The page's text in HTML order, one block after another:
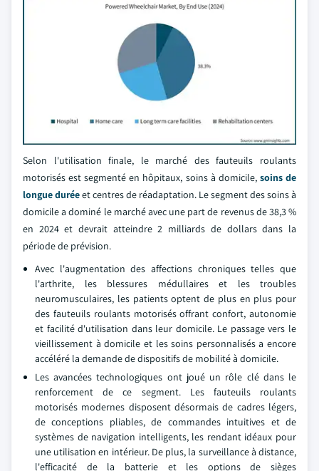
Selon l'utilisation finale, le marché des fauteuils roulants
motorisés est segmenté en hôpitaux, soins à domicile, soins de
longue duréeet centres de réadaptation. Le segment des soins à
domicile a dominé le marché avec une part de revenus de 38,3 %
en 2024 et devrait atteindre 2 milliards de dollars dans la
période de prévision.
Avec l'augmentation des affections chroniques telles que
l'arthrite, les blessures médullaires et les troubles
neuromusculaires, les patients optent de plus en plus pour
des fauteuils roulants motorisés offrant confort, autonomie
et facilité d'utilisation dans leur domicile. Le passage vers le
vieillissement à domicile et les soins personnalisés a encore
accéléré la demande de dispositifs de mobilité à domicile.
Les avancées technologiques ont joué un rôle clé dans le
renforcement de ce segment. Les fauteuils roulants
motorisés modernes disposent désormais de cadres légers,
de conceptions pliables, de commandes intuitives et de
systèmes de navigation intelligents, les rendant idéaux pour
une utilisation en intérieur. De plus, la surveillance à distance,
l'efficacité de la batterie et les options de sièges